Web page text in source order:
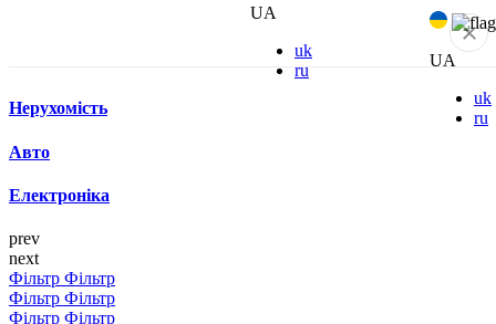
UA
uk
ru
UA
uk
ru
Нерухомість
Авто
Електроніка
prev
next
Фільтр Фільтр
Фільтр Фільтр
Фільтр Фільтр